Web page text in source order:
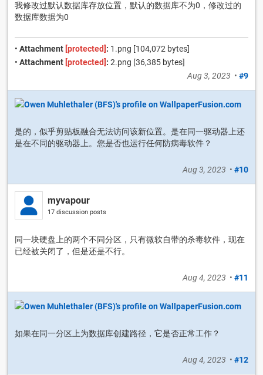
我修改过默认数据库存放位置，默认的数据库不为0，修改过的
数据库数据为0
• Attachment [protected] : 1.png [104,072 bytes]
• Attachment [protected] : 2.png [36,385 bytes]
Aug 3, 2023 • #9
是的，似乎剪贴板融合无法访问该新位置。是在同一驱动器上还
是在不同的驱动器上。您是否也运行任何防病毒软件？
Aug 3, 2023 • #10
myvapour
17 discussion posts
同一块硬盘上的两个不同分区，只有微软自带的杀毒软件，现在
已经被关闭了，但是还是不行。
Aug 4, 2023 • #11
如果在同一分区上为数据库创建路径，它是否正常工作？
Aug 4, 2023 • #12